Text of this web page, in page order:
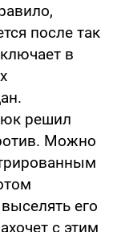
после так
в
решил
Можно
его
с этим